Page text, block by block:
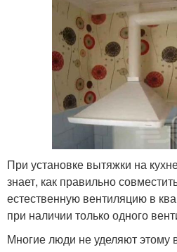
При установке вытяжки на
знает, как правильно
естественную вентиляцию в
при наличии только одного
Многие люди не уделяют этому